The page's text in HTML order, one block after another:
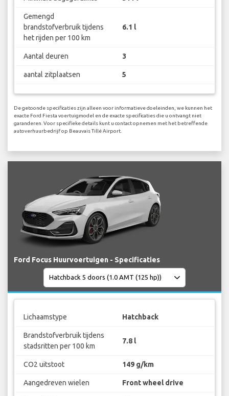
Gemengd
brandstofverbruik tijdens
het rijden per 100 km
6.1 l
Aantal deuren 3
aantal zitplaatsen 5
De getoonde specificaties zijn alleen voor informatieve doeleinden, we kunnen het
exacte Ford Fiesta voertuigmodel en de exacte specificaties die u ontvangt niet
garanderen. Voor specifieke details kunt u contact opnemen met het betreffende
autoverhuurbedrijf op Beauvais Tillé Airport.
Ford Focus Huurvoertuigen - Specificaties
Lichaamstype Hatchback
Brandstofverbruik tijdens
stadsritten per 100 km
7.8 l
CO2 uitstoot 149 g/km
Aangedreven wielen Front wheel drive